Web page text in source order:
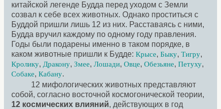
китайской легенде Будда перед уходом с Земли
созвал к себе всех животных. Однако проститься с
Буддой пришли лишь 12 из них. Расставаясь с ними,
Будда вручил каждому по одному году правления.
Годы были подарены именно в таком порядке, в
каком животные пришли к Будде: Крысе, Быку, Тигру,
Кролику, Дракону, Змее, Лошади, Овце, Обезьяне, Петуху,
Собаке, Кабану.
12 мифологических животных представляют
собой, согласно восточной космогонической теории,
12 космических влияний, действующих в год